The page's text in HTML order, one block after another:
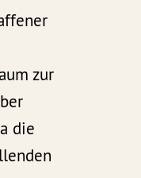
zur
die